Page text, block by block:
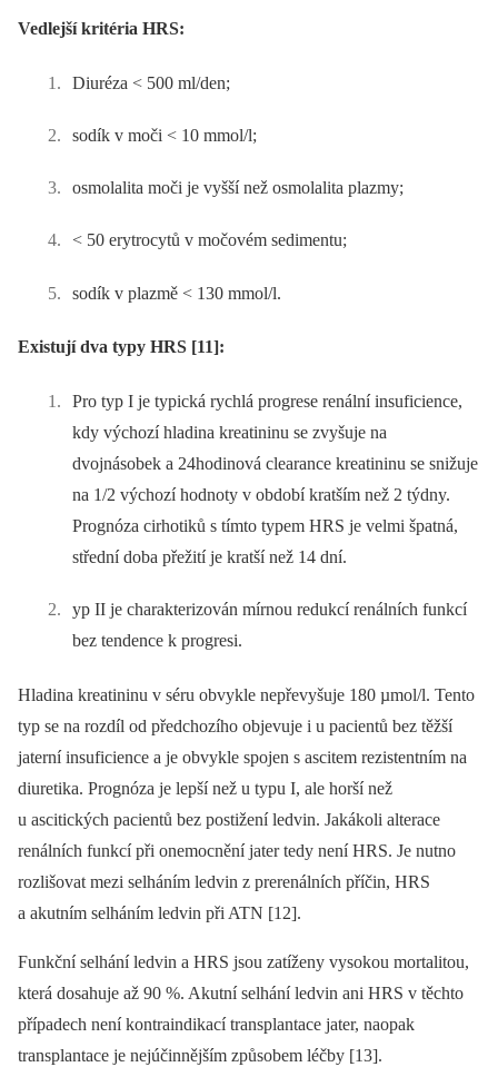
Vedlejší kritéria HRS:
Diuréza < 500 ml/den;
sodík v moči < 10 mmol/l;
osmolalita moči je vyšší než osmolalita plazmy;
< 50 erytrocytů v močovém sedimentu;
sodík v plazmě < 130 mmol/l.
Existují dva typy HRS [11]:
Pro typ I je typická rychlá progrese renální insuficience,
kdy výchozí hladina kreatininu se zvyšuje na
dvojnásobek a 24hodinová clearance kreatininu se snižuje
na 1/2 výchozí hodnoty v období kratším než 2 týdny.
Prognóza cirhotiků s tímto typem HRS je velmi špatná,
střední doba přežití je kratší než 14 dní.
yp II je charakterizován mírnou redukcí renálních funkcí
bez tendence k progresi.
Hladina kreatininu v séru obvykle nepřevyšuje 180 µmol/l. Tento
typ se na rozdíl od předchozího objevuje i u pacientů bez těžší
jaterní insuficience a je obvykle spojen s ascitem rezistentním na
diuretika. Prognóza je lepší než u typu I, ale horší než
u ascitických pacientů bez postižení ledvin. Jakákoli alterace
renálních funkcí při onemocnění jater tedy není HRS. Je nutno
rozlišovat mezi selháním ledvin z prerenálních příčin, HRS
a akutním selháním ledvin při ATN [12].
Funkční selhání ledvin a HRS jsou zatíženy vysokou mortalitou,
která dosahuje až 90 %. Akutní selhání ledvin ani HRS v těchto
případech není kontraindikací transplantace jater, naopak
transplantace je nejúčinnějším způsobem léčby [13].